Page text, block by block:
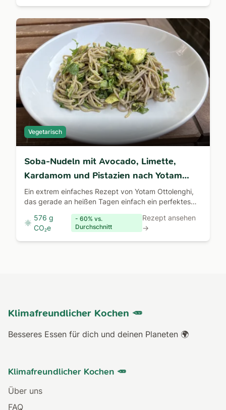
Vegetarisch
Soba-Nudeln mit Avocado, Limette,
Kardamom und Pistazien nach Yotam
Ottolenghi
Ein extrem einfaches Rezept von Yotam Ottolenghi,
das gerade an heißen Tagen einfach ein perfektes
576 g
CO₂e
- 60% vs.
Durchschnitt
Rezept ansehen
→
Klimafreundlicher Kochen 🥕
Besseres Essen für dich und deinen Planeten 🌍
Klimafreundlicher Kochen 🥕
Über uns
FAQ